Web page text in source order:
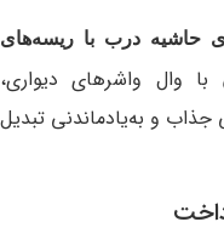
حاشیه درب با ریسه‌های
وال واشرهای دیواری،
و به‌یادماندنی تبدیل